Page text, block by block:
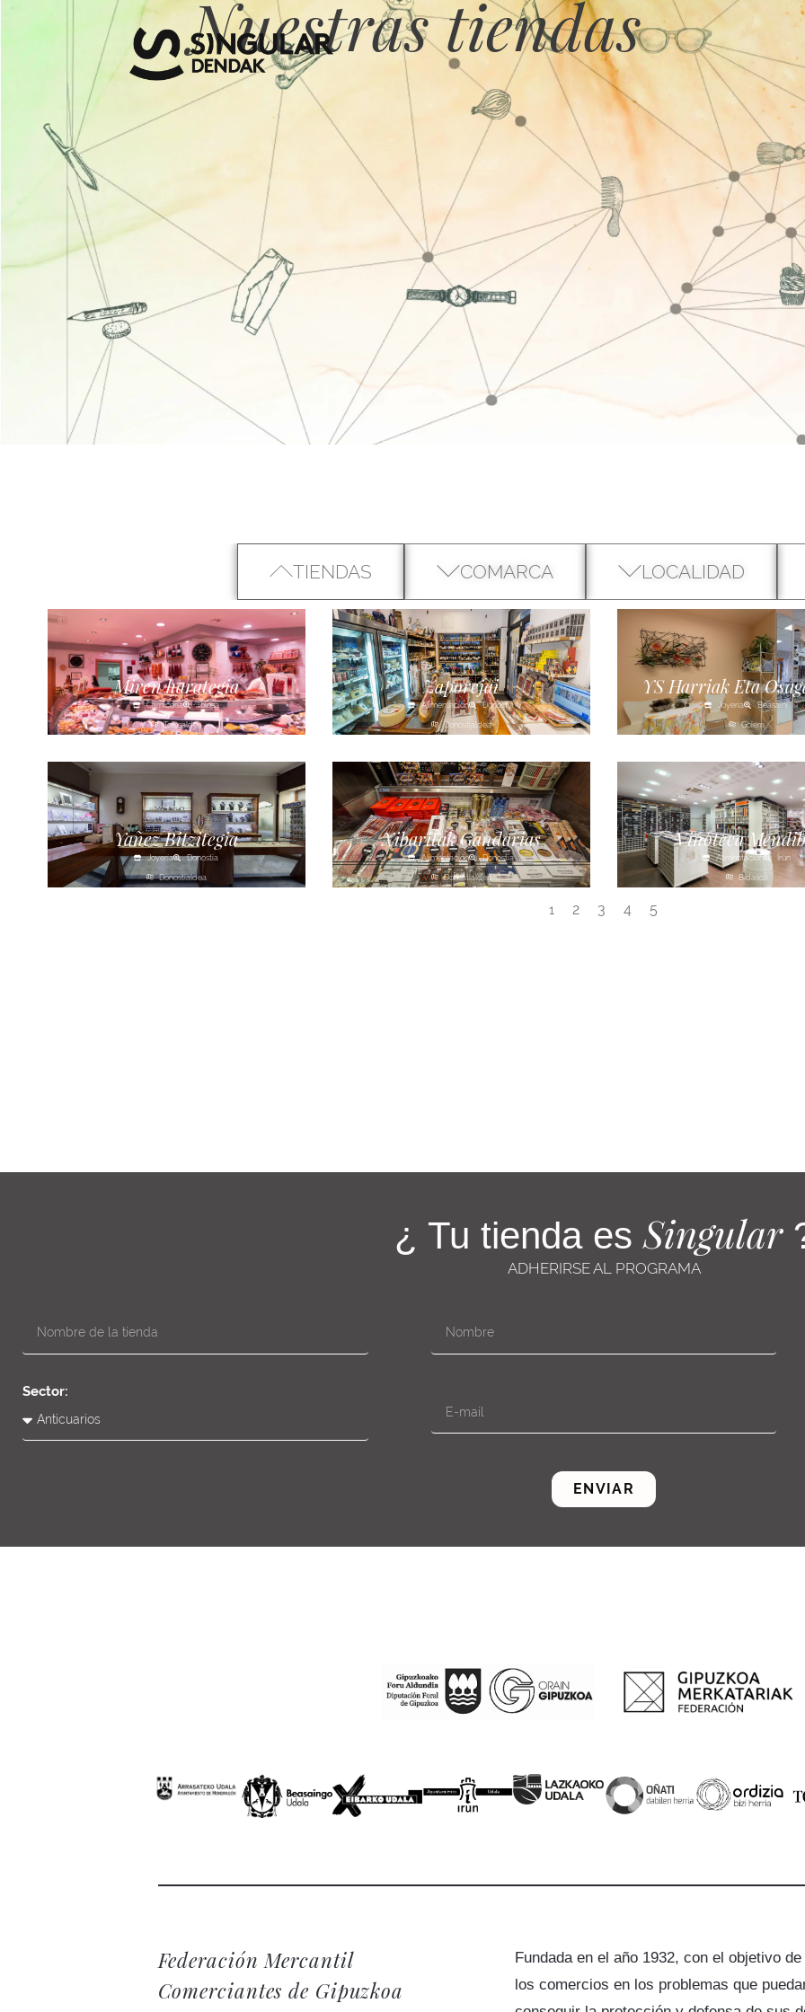
Nuestras tiendas
TIENDAS COMARCA LOCALIDAD
Miren harategia
Carnicería Tolosa
Tolosaldea
Zaporejai
Alimentación Donostia
Donostialdea
YS Harriak Eta
Joyería Beasaini
Goierri
Yañez Bitzitegia
Joyería Donostia
Donostialdea
Xibaritak Gandarias
Alimentación Donostia
Donostialdea
Vinoteca
Alimentación Irún
Bidasoa
1 2 3 4 5
¿ Tu tienda esSingular
ADHERIRSE AL PROGRAMA
Sector:
ENVIAR
Federación Mercantil
Comerciantes de Gipuzkoa
Fundada en el año 1932, con el objetivo
los comercios en los problemas que